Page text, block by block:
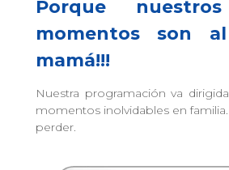
Porque
momentos son
mamá!!!
Nuestra programación va
momentos inolvidables en
perder.